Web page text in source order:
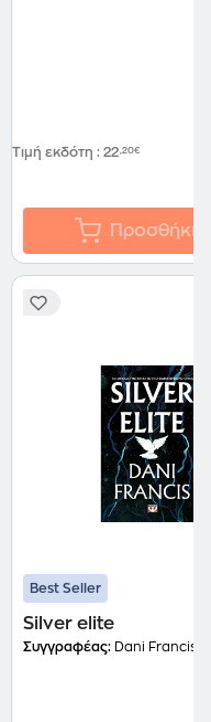
Τιμή εκδότη : 22,20€
Προσθήκη
Best Seller
Silver elite
Συγγραφέας: Dani Francis